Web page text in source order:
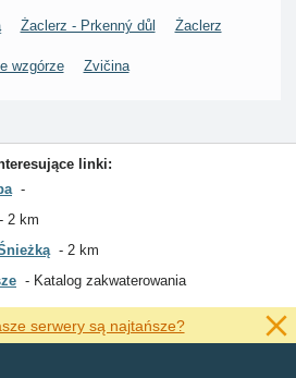
Żaclerz - Prkenný důl Żaclerz
wzgórze Zvičina
linki:
2 km
2 km
Katalog zakwaterowania
serwery są najtańsze?